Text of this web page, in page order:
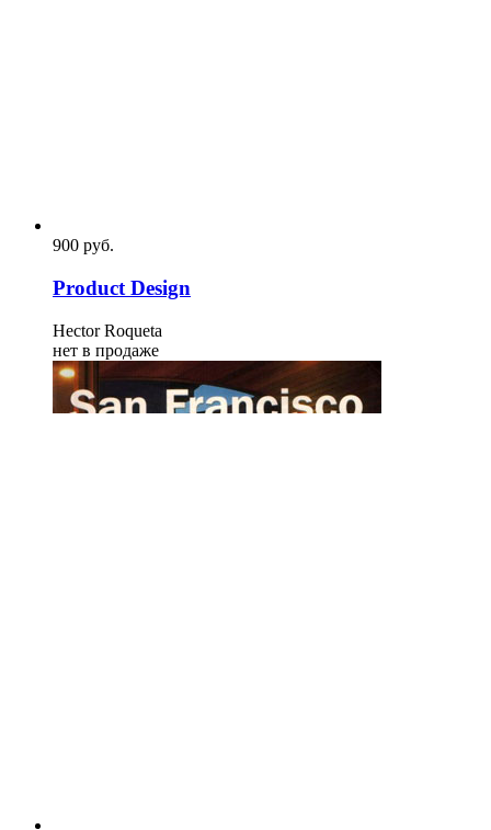
900 pуб.
Product Design
Hector Roqueta
нет в продаже